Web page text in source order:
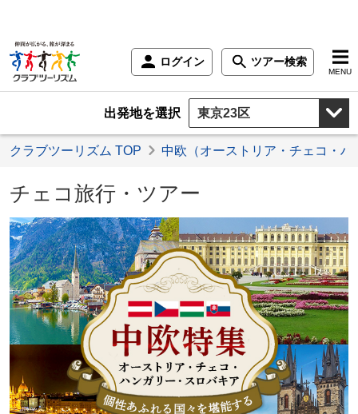
ログイン ツアー検索
MENU
出発地を選択
クラブツーリズム TOP 中欧（オーストリア・チェコ・
チェコ旅行・ツアー